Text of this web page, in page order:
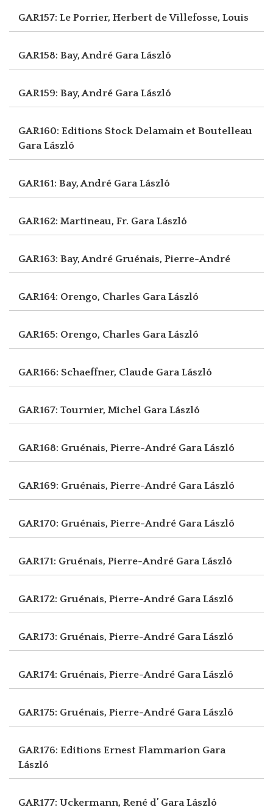
GAR157: Le Porrier, Herbert de Villefosse, Louis
GAR158: Bay, André Gara László
GAR159: Bay, André Gara László
GAR160: Editions Stock Delamain et Boutelleau
Gara László
GAR161: Bay, André Gara László
GAR162: Martineau, Fr. Gara László
GAR163: Bay, André Gruénais, Pierre-André
GAR164: Orengo, Charles Gara László
GAR165: Orengo, Charles Gara László
GAR166: Schaeffner, Claude Gara László
GAR167: Tournier, Michel Gara László
GAR168: Gruénais, Pierre-André Gara László
GAR169: Gruénais, Pierre-André Gara László
GAR170: Gruénais, Pierre-André Gara László
GAR171: Gruénais, Pierre-André Gara László
GAR172: Gruénais, Pierre-André Gara László
GAR173: Gruénais, Pierre-André Gara László
GAR174: Gruénais, Pierre-André Gara László
GAR175: Gruénais, Pierre-André Gara László
GAR176: Editions Ernest Flammarion Gara
László
GAR177: Uckermann, René d’ Gara László